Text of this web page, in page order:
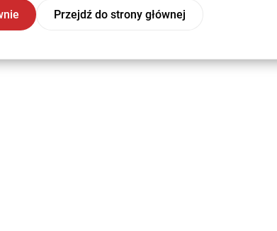
Przejdź do strony głównej